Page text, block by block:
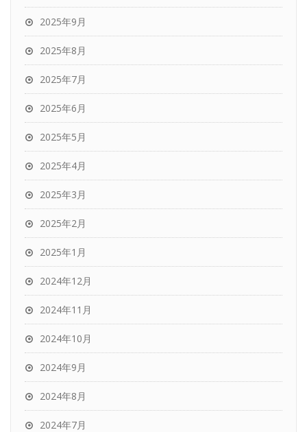
2025年9月
2025年8月
2025年7月
2025年6月
2025年5月
2025年4月
2025年3月
2025年2月
2025年1月
2024年12月
2024年11月
2024年10月
2024年9月
2024年8月
2024年7月